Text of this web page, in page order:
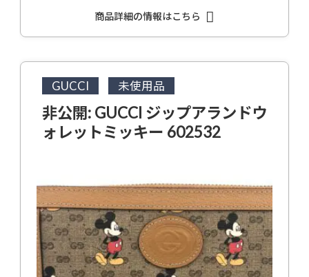
商品詳細の情報はこちら
GUCCI 未使用品
非公開: GUCCI ジップアランドウ
ォレットミッキー 602532